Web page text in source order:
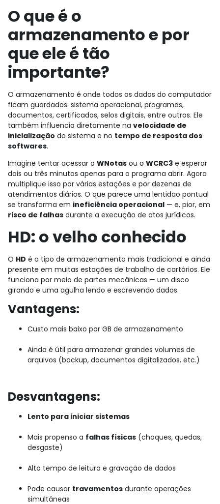
O que é o
armazenamento e por
que ele é tão
importante?
O armazenamento é onde todos os dados do computador
ficam guardados: sistema operacional, programas,
documentos, certificados, selos digitais, entre outros. Ele
também influencia diretamente na velocidade de
inicialização do sistema e no tempo de resposta dos
softwares.
Imagine tentar acessar o WNotas ou o WCRC3 e esperar
dois ou três minutos apenas para o programa abrir. Agora
multiplique isso por várias estações e por dezenas de
atendimentos diários. O que parece uma lentidão pontual
se transforma em ineficiência operacional — e, pior, em
risco de falhas durante a execução de atos jurídicos.
HD: o velho conhecido
O HD é o tipo de armazenamento mais tradicional e ainda
presente em muitas estações de trabalho de cartórios. Ele
funciona por meio de partes mecânicas — um disco
girando e uma agulha lendo e escrevendo dados.
Vantagens:
Custo mais baixo por GB de armazenamento
Ainda é útil para armazenar grandes volumes de
arquivos (backup, documentos digitalizados, etc.)
Desvantagens:
Lento para iniciar sistemas
Mais propenso a falhas físicas (choques, quedas,
desgaste)
Alto tempo de leitura e gravação de dados
Pode causar travamentos durante operações
simultâneas